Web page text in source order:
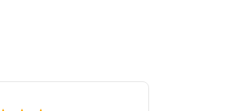
önüne geçiyoruz.
derinlemesine tanımak
yer altı şapellerinden,